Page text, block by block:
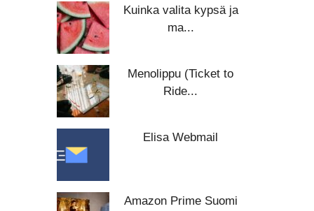
Kuinka valita kypsä ja
ma...
Menolippu (Ticket to
Ride...
Elisa Webmail
Amazon Prime Suomi